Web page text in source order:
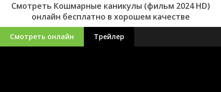
Смотреть Кошмарные каникулы (фильм 2024 HD)
онлайн бесплатно в хорошем качестве
Смотреть онлайн Трейлер